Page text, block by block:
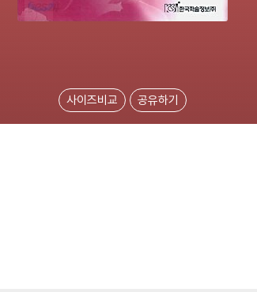
사이즈비교 공유하기